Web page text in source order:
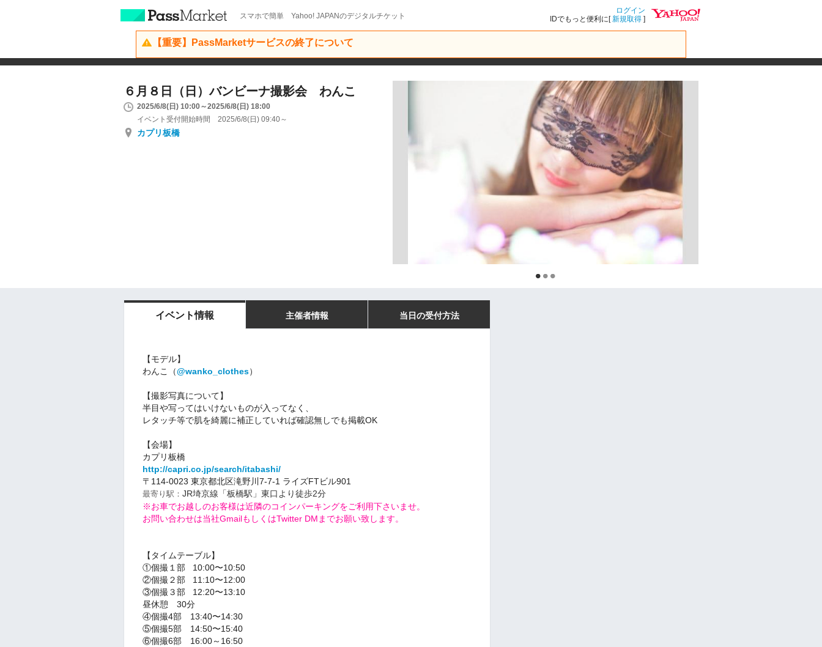
スマホで簡単 Yahoo! JAPANのデジタルチケット
ログイン
IDでもっと便利に[新規取得 ]
【重要】PassMarketサービスの終了について
６月８日（日）バンビーナ撮影会 わんこ
2025/6/8(日) 10:00～2025/6/8(日) 18:00
イベント受付開始時間 2025/6/8(日) 09:40～
カプリ板橋
イベント情報 主催者情報 当日の受付方法
【モデル】
わんこ（@wanko_clothes）
【撮影写真について】
半目や写ってはいけないものが入ってなく、
レタッチ等で肌を綺麗に補正していれば確認無しでも掲載OK
【会場】
カプリ板橋
http://capri.co.jp/search/itabashi/
〒114-0023 東京都北区滝野川7-7-1 ライズFTビル901
最寄り駅： JR埼京線「板橋駅」東口より徒歩2分
※お車でお越しのお客様は近隣のコインパーキングをご利用下さいませ。
お問い合わせは当社GmailもしくはTwitter DMまでお願い致します。
【タイムテーブル】
①個撮１部 10:00〜10:50
②個撮２部 11:10〜12:00
③個撮３部 12:20〜13:10
昼休憩 30分
④個撮4部 13:40〜14:30
⑤個撮5部 14:50〜15:40
⑥個撮6部 16:00～16:50